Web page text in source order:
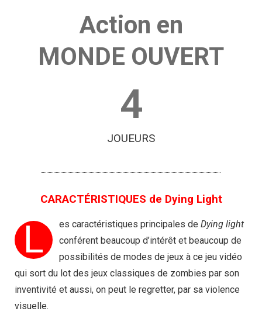
Action en
MONDE OUVERT
4
JOUEURS
CARACTÉRISTIQUES de Dying Light
L es caractéristiques principales de Dying light
conférent beaucoup d’intérêt et beaucoup de
possibilités de modes de jeux à ce jeu vidéo
qui sort du lot des jeux classiques de zombies par son
inventivité et aussi, on peut le regretter, par sa violence
visuelle.